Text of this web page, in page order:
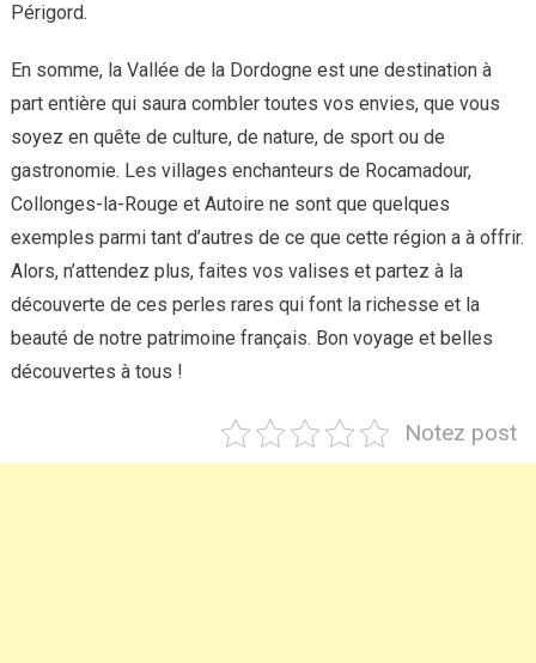
Périgord.
En somme, la Vallée de la Dordogne est une destination à
part entière qui saura combler toutes vos envies, que vous
soyez en quête de culture, de nature, de sport ou de
gastronomie. Les villages enchanteurs de Rocamadour,
Collonges-la-Rouge et Autoire ne sont que quelques
exemples parmi tant d’autres de ce que cette région a à offrir.
Alors, n’attendez plus, faites vos valises et partez à la
découverte de ces perles rares qui font la richesse et la
beauté de notre patrimoine français. Bon voyage et belles
découvertes à tous !
Notez post